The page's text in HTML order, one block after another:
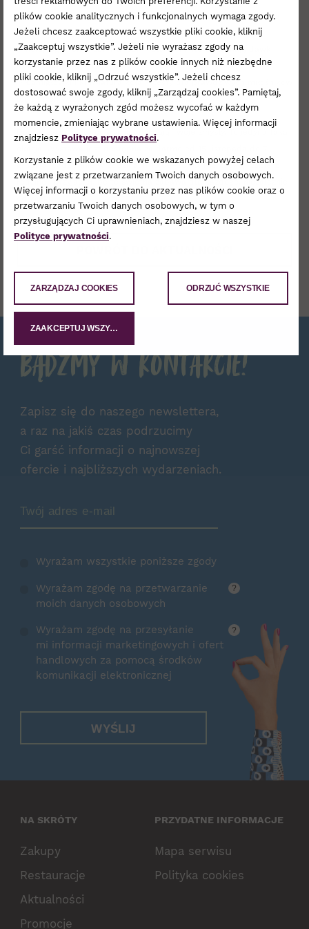
• ukryte obrazy i Polowanie na kropki – zadania, które sprawdzą
Twój wzrok, refleks i koncentrację
• hulajnoga i chybisz? Trafisz? – dla tych, którzy szukają dawki
ruchu i sportowych emocji!
• Łamigłówki i klawiatura koła – testy dla prawdziwych miłośników
logicznych wyzwań i kreatywnego myślenia.
Daj się zaskoczyć i odkryj, jak działają Twoje zmysły. To jedyna taka
grudnia, codziennie w godzinach 10:00–20:00. Nie czekaj, zabierz
rodzinę i przyjaciół, bo to świetna zabawa dla każdego, niezależnie
od wieku!
Bądźmy w kontakcie!
Zapisz się do naszego newslettera,
a raz na jakiś czas podrzucimy
Ci garść informacji o najnowszej
ofercie i najbliższych wydarzeniach.
Wyrażam wszystkie poniższe zgody
Wyrażam zgodę na przetwarzanie
moich danych osobowych
?
Wyrażam zgodę na przesyłanie
mi informacji marketingowych i ofert
handlowych za pomocą środków
komunikacji elektronicznej
?
WYŚLIJ
NA SKRÓTY
Zakupy
Restauracje
Aktualności
Promocje
PRZYDATNE INFORMACJE
Mapa serwisu
Polityka cookies
plików cookie analitycznych i funkcjonalnych wymaga zgody.
Jeżeli chcesz zaakceptować wszystkie pliki cookie, kliknij
„Zaakceptuj wszystkie”. Jeżeli nie wyrażasz zgody na
korzystanie przez nas z plików cookie innych niż niezbędne
pliki cookie, kliknij „Odrzuć wszystkie”. Jeżeli chcesz
dostosować swoje zgody, kliknij „Zarządzaj cookies”. Pamiętaj,
że każdą z wyrażonych zgód możesz wycofać w każdym
momencie, zmieniając wybrane ustawienia. Więcej informacji
znajdziesz Polityce prywatności.
Korzystanie z plików cookie we wskazanych powyżej celach
związane jest z przetwarzaniem Twoich danych osobowych.
Więcej informacji o korzystaniu przez nas plików cookie oraz o
przetwarzaniu Twoich danych osobowych, w tym o
przysługujących Ci uprawnieniach, znajdziesz w naszej
Polityce prywatności.
ZARZĄDZAJ COOKIES ODRZUĆ WSZYSTKIE
ZAAKCEPTUJ WSZYSTKIE